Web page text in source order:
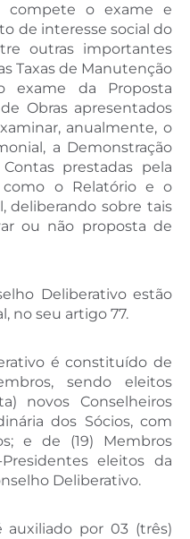
compete o exame e
de interesse social do
outras importantes
Taxas de Manutenção
exame da Proposta
Obras apresentados
anualmente, o
a Demonstração
prestadas pela
como o Relatório e o
deliberando sobre tais
ou não proposta de
Deliberativo estão
no seu artigo 77.
é constituído de
sendo eleitos
novos Conselheiros
dos Sócios, com
e de (19) Membros
eleitos da
Deliberativo.
auxiliado por 03 (três)